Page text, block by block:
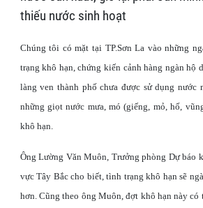
thiếu nước sinh hoạt
Chúng tôi có mặt tại TP.Sơn La vào những
trạng khô hạn, chứng kiến cảnh hàng ngàn hộ
làng ven thành phố chưa được sử dụng nước
những giọt nước mưa, mó (giếng, mỏ, hố,
khô hạn.
Ông Lường Văn Muôn, Trưởng phòng Dự báo
vực Tây Bắc cho biết, tình trạng khô hạn sẽ
hơn. Cũng theo ông Muôn, đợt khô hạn này có